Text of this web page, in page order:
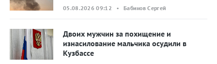
05.08.2026 09:12 • Бабинов Сергей
Двоих мужчин за похищение и
изнасилование мальчика осудили в
Кузбассе